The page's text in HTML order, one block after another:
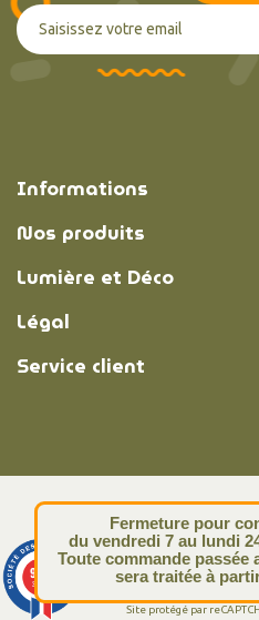
Informations
Nos produits
Lumière et Déco
Légal
Service client
© Lumière et
Site protégé par
Fermeture pour
du vendredi 7 au lundi
Toute commande passée
sera traitée à
9.4
313 avis